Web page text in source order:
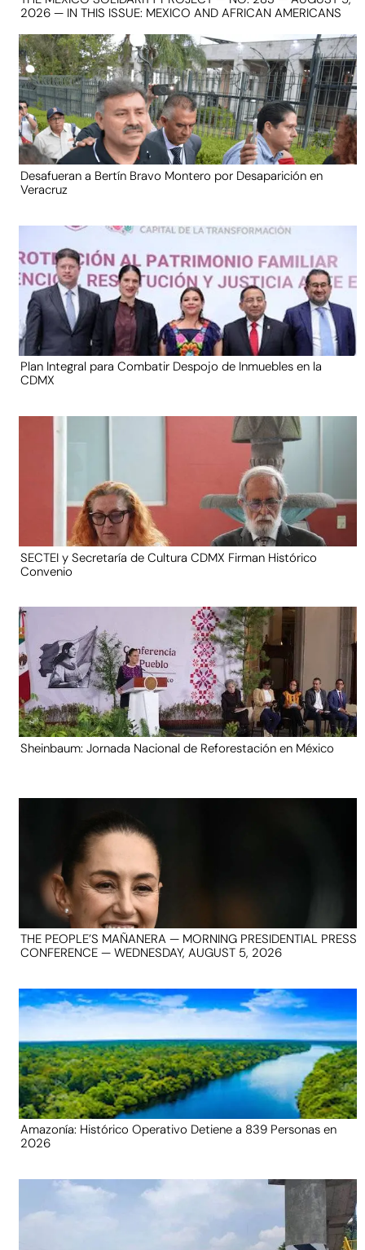
2026 — IN THIS ISSUE: MEXICO AND AFRICAN AMERICANS
Desafueran a Bertín Bravo Montero por Desaparición en
Veracruz
Plan Integral para Combatir Despojo de Inmuebles en la
CDMX
SECTEI y Secretaría de Cultura CDMX Firman Histórico
Convenio
Sheinbaum: Jornada Nacional de Reforestación en México
THE PEOPLE’S MAÑANERA — MORNING PRESIDENTIAL PRESS
CONFERENCE — WEDNESDAY, AUGUST 5, 2026
Amazonía: Histórico Operativo Detiene a 839 Personas en
2026